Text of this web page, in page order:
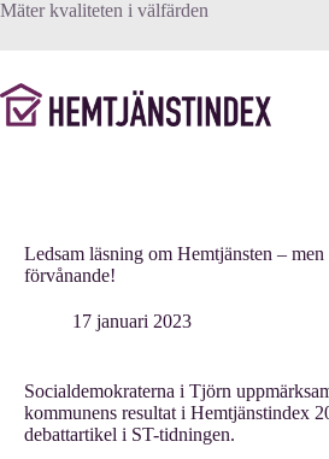
Hoppa
Mäter kvaliteten i välfärden
Ledsam läsning om Hemtjänsten – men
förvånande!
17 januari 2023
Socialdemokraterna i Tjörn
kommunens resultat i Hemtjänstindex
debattartikel i ST-tidningen.